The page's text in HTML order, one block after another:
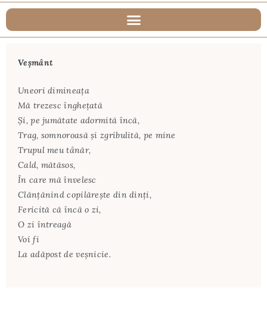
Veşmânt
Uneori dimineaţa
Mă trezesc îngheţată
Şi, pe jumătate adormită încă,
Trag, somnoroasă şi zgribulită, pe mine
Trupul meu tânăr,
Cald, mătăsos,
În care mă învelesc
Clănţănind copilăreşte din dinţi,
Fericită că încă o zi,
O zi întreagă
Voi fi
La adăpost de veşnicie.